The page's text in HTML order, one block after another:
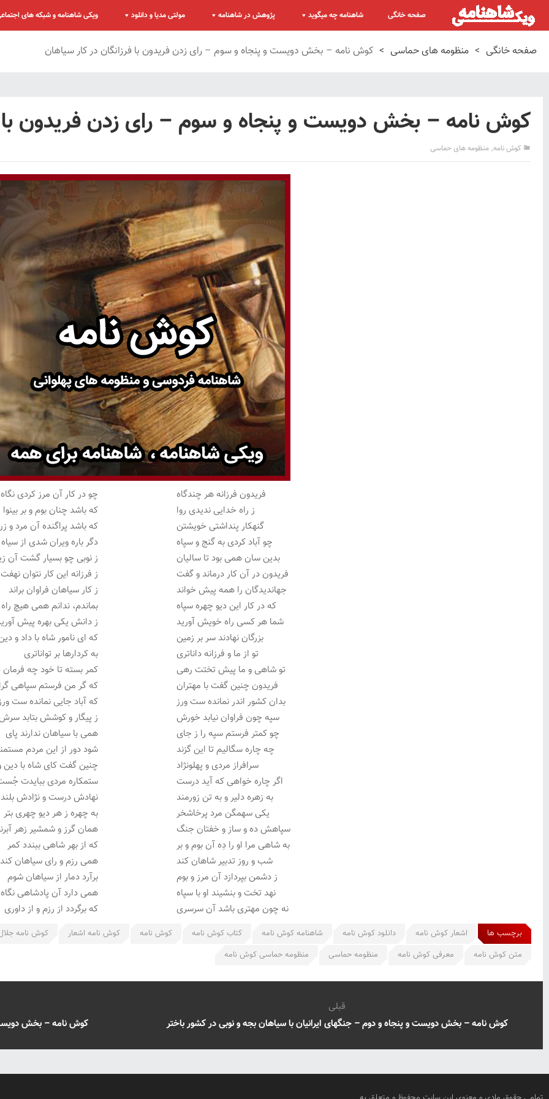
صفحه خانگی شاهنامه چه میگوید پژوهش در شاهنامه مولتی مدیا و دانلود ویکی شاهنامه و شبکه های
صفحه خانگی > منظومه های حماسی > کوش نامه – بخش دویست و پنجاه و سوم – رای زدن فریدون با فرزانگان در کار سیاهان
کوش نامه – بخش دویست و پنجاه و سوم – رای زدن فریدون با
کوش نامه, منظومه های حماسی
فریدون فرزانه هر چندگاه
چو در کار آن مرز کردی نگاه
ز راه خدایی ندیدی روا
که باشد چنان بوم و بر بینوا
گنهکار پنداشتی خویشتن
که باشد پراگنده آن مرد و
چو آباد کردی به گنج و سپاه
دگر باره ویران شدی از سیاه
بدین سان همی بود تا سالیان
ز نوبی چو بسیار گشت آن
فریدون در آن کار درماند و گفت
ز فرزانه این کار نتوان نهفت
جهاندیدگان را همه پیش خواند
ز کار سیاهان فراوان براند
که در کار این دیو چهره سپاه
بماندم، ندانم همی هیچ راه
شما هر کسی راه خویش آورید
ز دانش یکی بهره پیش
بزرگان نهادند سر بر زمین
که ای نامور شاه با داد و
تو از ما و فرزانه داناتری
به کردارها بر تواناتری
تو شاهی و ما پیش تختت رهی
کمر بسته تا خود چه
فریدون چنین گفت با مهتران
که گر من فرستم سپاهی
بدان کشور اندر نمانده ست ورز
که آباد جایی نمانده ست
سپه چون فراوان نیابد خورش
ز پیگار و کوشش بتابد
چو کمتر فرستم سپه را ز جای
همی با سیاهان ندارند پای
چه چاره سگالیم تا این گزند
شود دور از این مردم
سرافراز مردی و پهلونژاد
چنین گفت کای شاه با دین
اگر چاره خواهی که آید درست
ستمکاره مردی ببایدت
به زهره دلیر و به تن زورمند
نهادش درست و نژادش بلند
یکی سهمگن مرد پرخاشخر
به چهره ز هر دیو چهری بتر
سپاهش ده و ساز و خفتان جنگ
همان گرز و شمشیر زهر
به شاهی مرا او را دِه آن بوم و بر
که از بهر شاهی ببندد کمر
شب و روز تدبیر شاهان کند
همی رزم و رای سیاهان کند
ز دشمن بپردازد آن مرز و بوم
برآرد دمار از سیاهان شوم
نهد تخت و بنشیند او با سپاه
همی دارد آن پادشاهی نگاه
نه چون مهتری باشد آن سرسری
که برگردد از رزم و از داوری
برچسب ها اشعار کوش نامه دانلود کوش نامه شاهنامه کوش نامه کتاب کوش نامه کوش نامه کوش نامه اشعار
کوش نامه
متن کوش نامه
معرفی کوش نامه منظومه حماسی منظومه حماسی کوش نامه
قبلی
کوش نامه – بخش دویست و پنجاه و دوم – جنگهای ایرانیان با سیاهان بجه و نوبی در کشور باختر
کوش نامه – بخش